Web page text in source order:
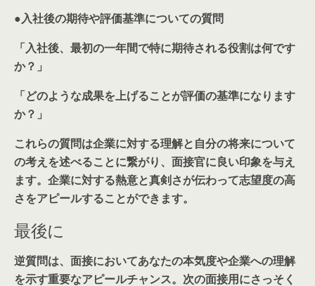
●入社後の期待や評価基準についての質問
「入社後、最初の一年間で特に期待される役割は何です
か？」
「どのような成果を上げることが評価の基準になります
か？」
これらの質問は企業に対する理解と自分の将来について
の考えを述べることに繋がり、面接官に良い印象を与え
ます。企業に対する熱意と真剣さが伝わって志望度の高
さをアピールすることができます。
最後に
逆質問は、面接においてあなたの本気度や企業への理解
を示す重要なアピールチャンス。次の面接用にさっそく